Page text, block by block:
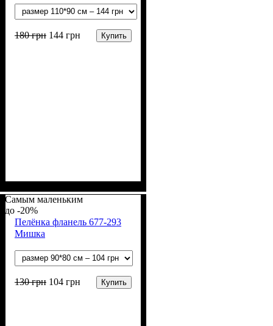
180грн 144 грн Купить
Самым маленьким
-20%
Пелёнка фланель 677-293
Мишка
130грн 104 грн Купить